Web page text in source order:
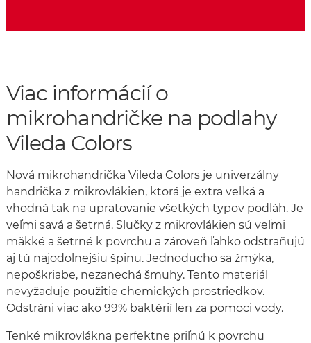
Viac informácií o
mikrohandričke na podlahy
Vileda Colors
Nová mikrohandrička Vileda Colors je univerzálny
handrička z mikrovlákien, ktorá je extra veľká a
vhodná tak na upratovanie všetkých typov podláh. Je
veľmi savá a šetrná. Slučky z mikrovlákien sú veľmi
mäkké a šetrné k povrchu a zároveň ľahko odstraňujú
aj tú najodolnejšiu špinu. Jednoducho sa žmýka,
nepoškriabe, nezanechá šmuhy. Tento materiál
nevyžaduje použitie chemických prostriedkov.
Odstráni viac ako 99% baktérií len za pomoci vody.
Tenké mikrovlákna perfektne priľnú k povrchu